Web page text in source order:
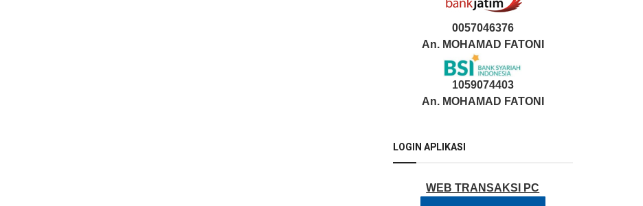
0057046376
An. MOHAMAD FATONI
1059074403
An. MOHAMAD FATONI
LOGIN APLIKASI
WEB TRANSAKSI PC